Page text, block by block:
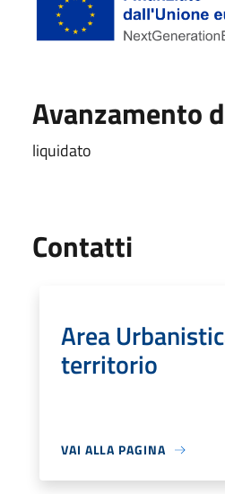
Avanzamento
liquidato
Contatti
Area
territorio
VAI ALLA PAGINA